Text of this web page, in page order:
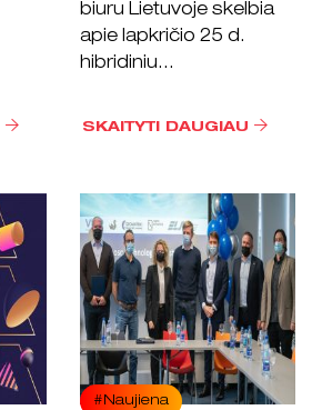
biuru Lietuvoje skelbia
apie lapkričio 25 d.
hibridiniu...
SKAITYTI DAUGIAU
#Naujiena